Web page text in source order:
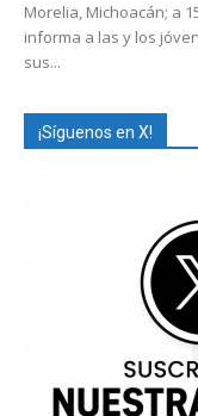
Morelia, Michoacán; a
informa a las y los
sus...
¡Síguenos en X!